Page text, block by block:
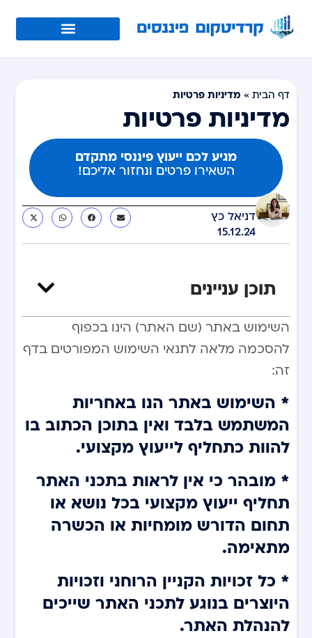
דף הבית » מדיניות פרטיות
מדיניות פרטיות
מגיע לכם ייעוץ פיננסי מתקדם
השאירו פרטים ונחזור אליכם!
דניאל כץ
15.12.24
תוכן עניינים
השימוש באתר (שם האתר) הינו בכפוף
להסכמה מלאה לתנאי השימוש המפורטים בדף
זה:
* השימוש באתר הנו באחריות
המשתמש בלבד ואין בתוכן הכתוב בו
להוות כתחליף לייעוץ מקצועי.
* מובהר כי אין לראות בתכני האתר
תחליף ייעוץ מקצועי בכל נושא או
תחום הדורש מומחיות או הכשרה
מתאימה.
* כל זכויות הקניין הרוחני וזכויות
היוצרים בנוגע לתכני האתר שייכים
להנהלת האתר.